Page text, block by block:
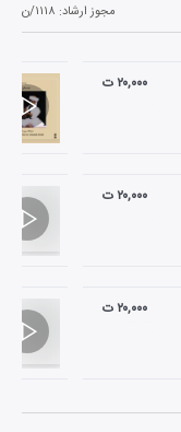
مجوز ارشاد: ۱۱۱۸/ن
۲۰,۰۰۰ ت
۲۰,۰۰۰ ت
۲۰,۰۰۰ ت